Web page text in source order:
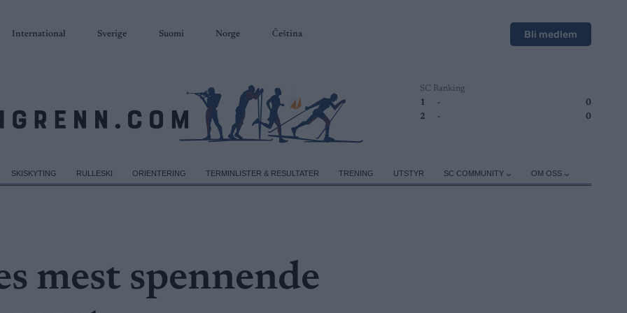
International Sverige Suomi Norge Čeština Bli medlem
SC Ranking
1
-
0
2
- 0
SKISKYTING RULLESKI ORIENTERING TERMINLISTER & RESULTATER TRENING UTSTYR SC COMMUNITY OM OSS
mest spennende